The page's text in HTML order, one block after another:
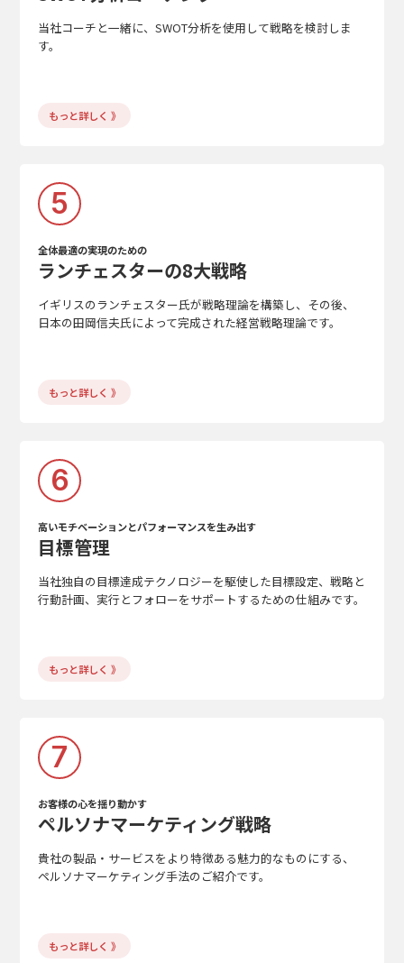
当社コーチと一緒に、SWOT分析を使用して戦略を検討しま
す。
もっと詳しく 》
5
全体最適の実現のための
ランチェスターの8大戦略
イギリスのランチェスター氏が戦略理論を構築し、その後、
日本の田岡信夫氏によって完成された経営戦略理論です。
もっと詳しく 》
6
高いモチベーションとパフォーマンスを生み出す
目標管理
当社独自の目標達成テクノロジーを駆使した目標設定、戦略と
行動計画、実行とフォローをサポートするための仕組みです。
もっと詳しく 》
7
お客様の心を揺り動かす
ペルソナマーケティング戦略
貴社の製品・サービスをより特徴ある魅力的なものにする、
ペルソナマーケティング手法のご紹介です。
もっと詳しく 》